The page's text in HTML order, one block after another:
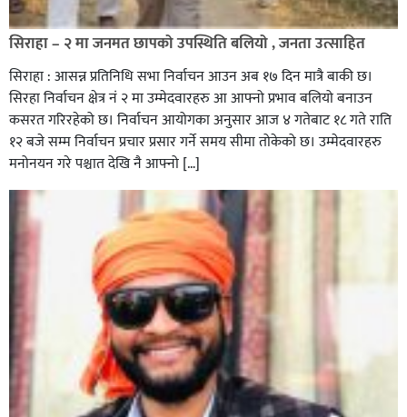
सिराहा – २ मा जनमत छापको उपस्थिति बलियो , जनता उत्साहित
सिराहा : आसन्न प्रतिनिधि सभा निर्वाचन आउन अब १७ दिन मात्रै बाकी छ।
सिरहा निर्वाचन क्षेत्र नं २ मा उम्मेदवारहरु आ आफ्नो प्रभाव बलियो बनाउन
कसरत गरिरहेको छ। निर्वाचन आयोगका अनुसार आज ४ गतेबाट १८ गते राति
१२ बजे सम्म निर्वाचन प्रचार प्रसार गर्ने समय सीमा तोकेको छ। उम्मेदवारहरु
मनोनयन गरे पश्चात देखि नै आफ्नो […]